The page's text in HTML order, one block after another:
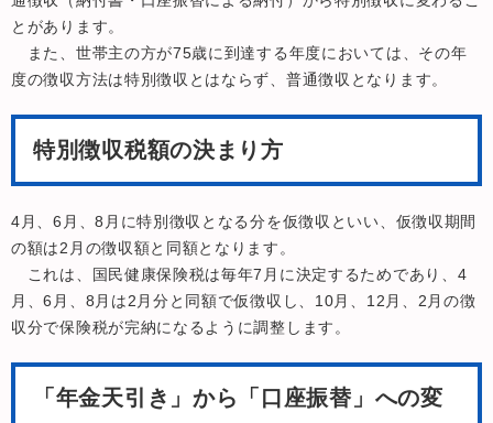
とがあります。
また、世帯主の方が75歳に到達する年度においては、その年
度の徴収方法は特別徴収とはならず、普通徴収となります。
特別徴収税額の決まり方
4月、6月、8月に特別徴収となる分を仮徴収といい、仮徴収期間
の額は2月の徴収額と同額となります。
これは、国民健康保険税は毎年7月に決定するためであり、4
月、6月、8月は2月分と同額で仮徴収し、10月、12月、2月の徴
収分で保険税が完納になるように調整します。
「年金天引き」から「口座振替」への変